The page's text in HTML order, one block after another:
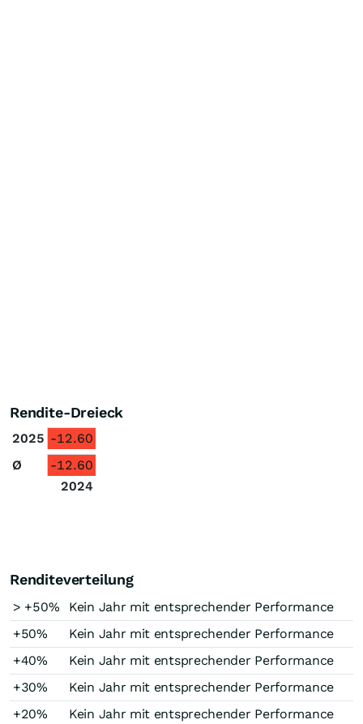
Rendite-Dreieck
2025 -12.60
Ø
-12.60
2024
Renditeverteilung
> +50%
Kein Jahr mit entsprechender Performance
+50%
Kein Jahr mit entsprechender Performance
+40%
Kein Jahr mit entsprechender Performance
+30%
Kein Jahr mit entsprechender Performance
+20%
Kein Jahr mit entsprechender Performance